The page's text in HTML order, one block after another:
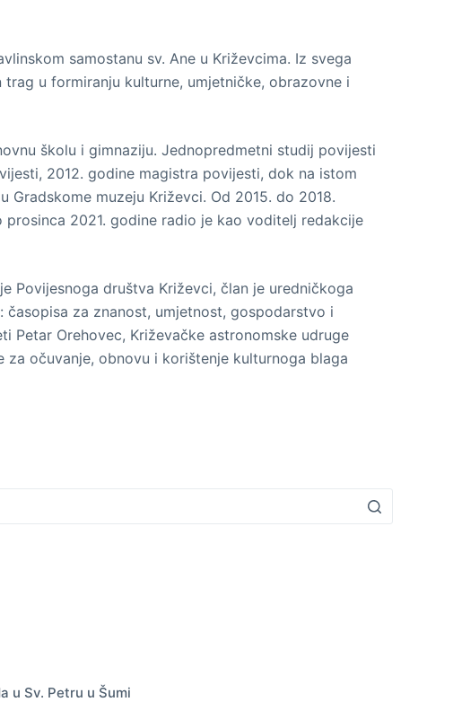
samostanu sv. Ane u Križevcima. Iz svega
u formiranju kulturne, umjetničke, obrazovne i
školu i gimnaziju. Jednopredmetni studij povijesti
2012. godine magistra povijesti, dok na istom
muzeju Križevci. Od 2015. do 2018.
2021. godine radio je kao voditelj redakcije
Povijesnoga društva Križevci, član je uredničkoga
za znanost, umjetnost, gospodarstvo i
Petar Orehovec, Križevačke astronomske udruge
očuvanje, obnovu i korištenje kulturnoga blaga
u Sv. Petru u Šumi